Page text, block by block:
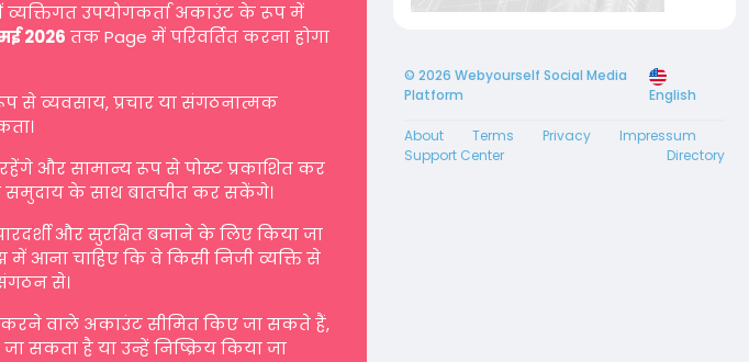
उपयोगकर्ता अकाउंट के रूप में
2026 तक Page में परिवर्तित करना होगा
से व्यवसाय, प्रचार या संगठनात्मक
और सामान्य रूप से पोस्ट प्रकाशित कर
के साथ बातचीत कर सकेंगे।
और सुरक्षित बनाने के लिए किया जा
आना चाहिए कि वे किसी निजी व्यक्ति से
से।
वाले अकाउंट सीमित किए जा सकते हैं,
सकता है या उन्हें निष्क्रिय किया जा
© 2026 Webyourself Social Media
Platform
English
About Terms Privacy
Impressum
Support Center
Directory